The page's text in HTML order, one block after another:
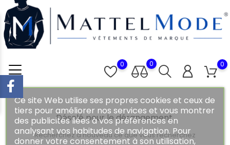
0
0
0
Ce site Web utilise ses propres cookies et ceux de
tiers pour améliorer nos services et vous montrer
des publicités liées à vos préférences en
analysant vos habitudes de navigation. Pour
donner votre consentement à son utilisation,
Désolé pour le dérangement.
Recherchez à nouveau ce que vous recherchez